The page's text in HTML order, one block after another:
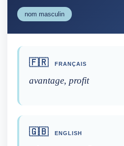
nom masculin
🇫🇷 FRANÇAIS
avantage, profit
🇬🇧 ENGLISH